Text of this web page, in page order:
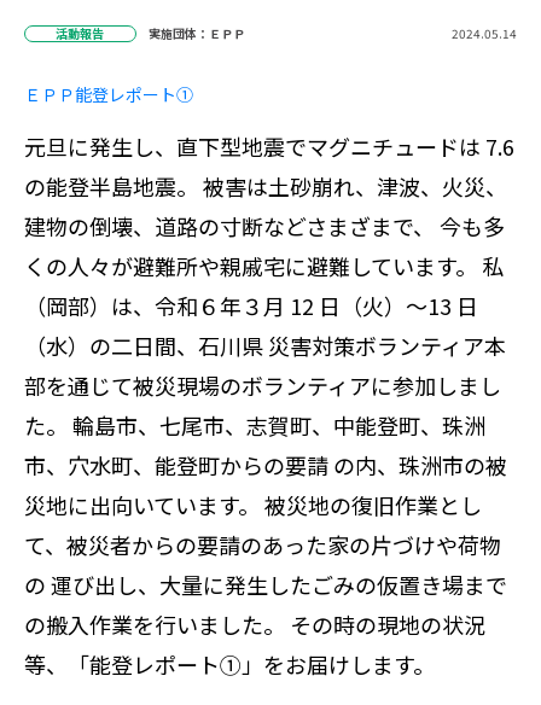
活動報告 実施団体：ＥＰＰ 2024.05.14
ＥＰＰ能登レポート①
元旦に発生し、直下型地震でマグニチュードは 7.6
の能登半島地震。 被害は土砂崩れ、津波、火災、
建物の倒壊、道路の寸断などさまざまで、 今も多
くの人々が避難所や親戚宅に避難しています。 私
（岡部）は、令和６年３月 12 日（火）～13 日
（水）の二日間、石川県 災害対策ボランティア本
部を通じて被災現場のボランティアに参加しまし
た。 輪島市、七尾市、志賀町、中能登町、珠洲
市、穴水町、能登町からの要請 の内、珠洲市の被
災地に出向いています。 被災地の復旧作業とし
て、被災者からの要請のあった家の片づけや荷物
の 運び出し、大量に発生したごみの仮置き場まで
の搬入作業を行いました。 その時の現地の状況
等、「能登レポート①」をお届けします。